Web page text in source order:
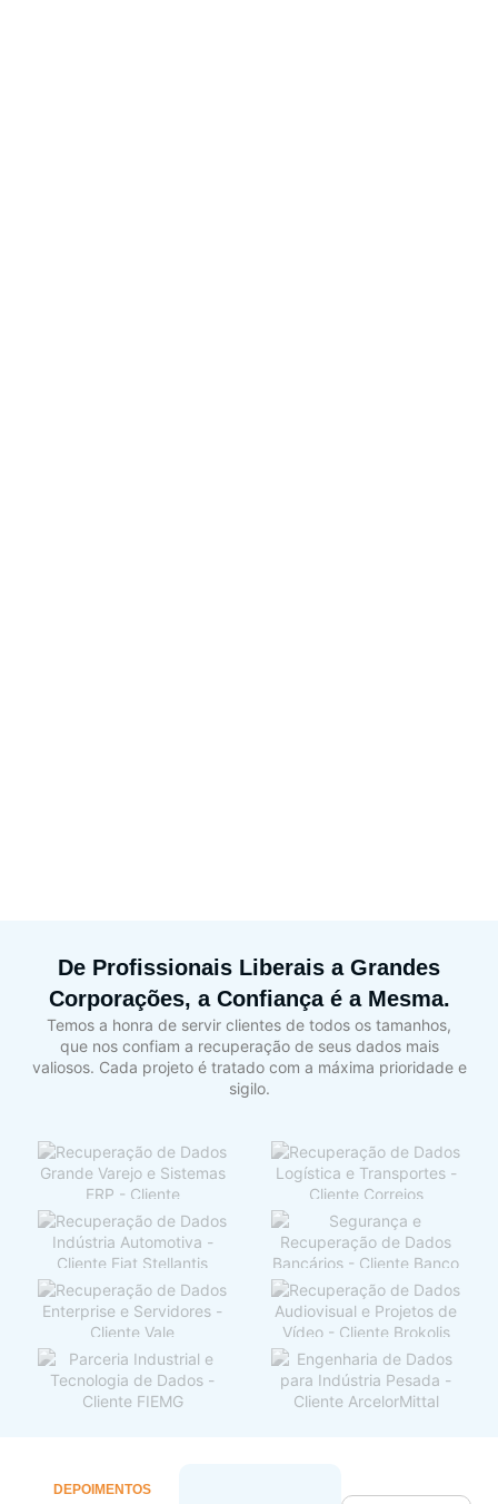
De Profissionais Liberais a Grandes
Corporações, a Confiança é a Mesma.
Temos a honra de servir clientes de todos os tamanhos,
que nos confiam a recuperação de seus dados mais
valiosos. Cada projeto é tratado com a máxima prioridade e
sigilo.
DEPOIMENTOS